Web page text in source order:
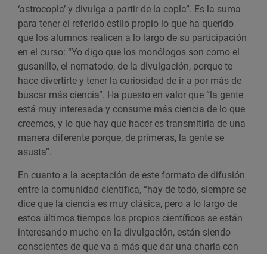
‘astrocopla’ y divulga a partir de la copla”. Es la suma
para tener el referido estilo propio lo que ha querido
que los alumnos realicen a lo largo de su participación
en el curso: “Yo digo que los monólogos son como el
gusanillo, el nematodo, de la divulgación, porque te
hace divertirte y tener la curiosidad de ir a por más de
buscar más ciencia”. Ha puesto en valor que “la gente
está muy interesada y consume más ciencia de lo que
creemos, y lo que hay que hacer es transmitirla de una
manera diferente porque, de primeras, la gente se
asusta”.
En cuanto a la aceptación de este formato de difusión
entre la comunidad científica, “hay de todo, siempre se
dice que la ciencia es muy clásica, pero a lo largo de
estos últimos tiempos los propios científicos se están
interesando mucho en la divulgación, están siendo
conscientes de que va a más que dar una charla con